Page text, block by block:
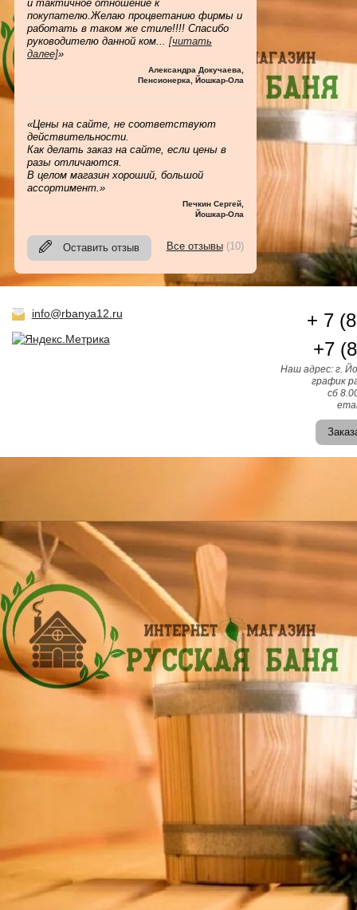
и тактичное отношение к
покупателю.Желаю процветанию фирмы и
работать в таком же стиле!!!! Спасибо
руководителю данной ком... [читать
далее]»
Александра Докучаева
Пенсионерка, Йошкар-Ола
«Цены на сайте, не соответствуют
действительности.
Как делать заказ на сайте, если цены в
разы отличаются.
В целом магазин хороший, большой
ассортимент.»
Печкин Сергей,
Йошкар-Ола
Оставить отзыв Все отзывы(10)
info@rbanya12.ru
+ 7
+7
Наш адрес: г.
график
сб